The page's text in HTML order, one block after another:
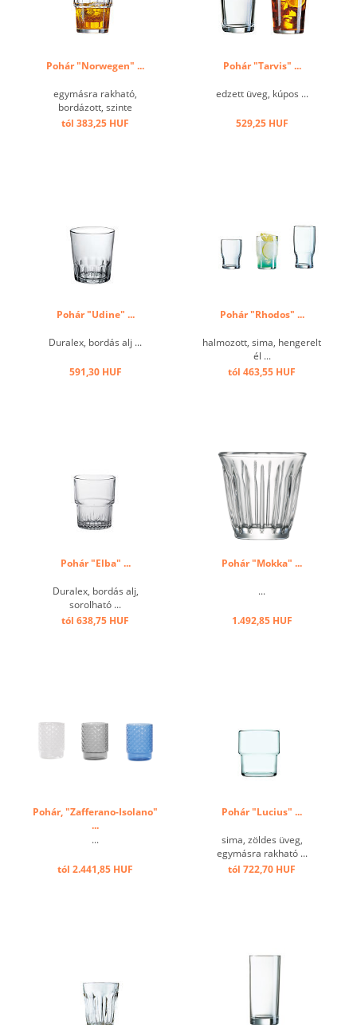
Pohár "Norwegen" ...
egymásra rakható,
bordázott, szinte
törhetetlen ...
tól 383,25 HUF
Pohár "Tarvis" ...
edzett üveg, kúpos ...
529,25 HUF
Pohár "Udine" ...
Duralex, bordás alj ...
591,30 HUF
Pohár "Rhodos" ...
halmozott, sima, hengerelt
él ...
tól 463,55 HUF
Pohár "Elba" ...
Duralex, bordás alj,
sorolható ...
tól 638,75 HUF
Pohár "Mokka" ...
...
1.492,85 HUF
Pohár, "Zafferano-Isolano"
...
...
tól 2.441,85 HUF
Pohár "Lucius" ...
sima, zöldes üveg,
egymásra rakható ...
tól 722,70 HUF